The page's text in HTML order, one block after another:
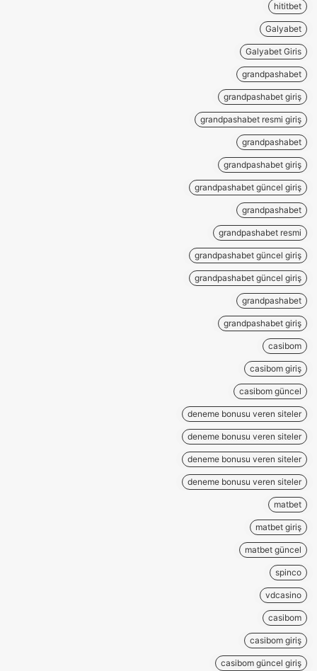
hititbet
Galyabet
Galyabet Giris
grandpashabet
grandpashabet giriş
grandpashabet resmi giriş
grandpashabet
grandpashabet giriş
grandpashabet güncel giriş
grandpashabet
grandpashabet resmi
grandpashabet güncel giriş
grandpashabet güncel giriş
grandpashabet
grandpashabet giriş
casibom
casibom giriş
casibom güncel
deneme bonusu veren siteler
deneme bonusu veren siteler
deneme bonusu veren siteler
deneme bonusu veren siteler
matbet
matbet giriş
matbet güncel
spinco
vdcasino
casibom
casibom giriş
casibom güncel giriş